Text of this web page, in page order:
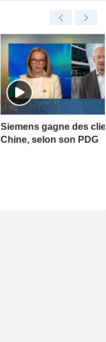
Siemens gagne des
Chine, selon son PDG